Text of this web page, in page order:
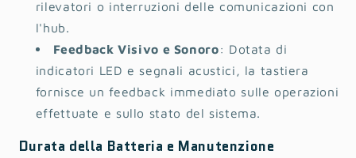
rilevatori o interruzioni delle comunicazioni con
l'hub.
Feedback Visivo e Sonoro: Dotata di
indicatori LED e segnali acustici, la tastiera
fornisce un feedback immediato sulle operazioni
effettuate e sullo stato del sistema.
Durata della Batteria e Manutenzione